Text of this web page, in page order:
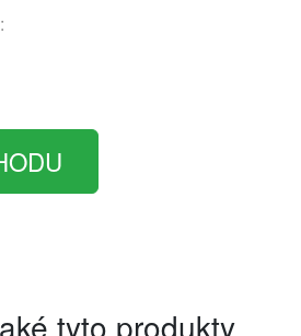
:
tyto produkty